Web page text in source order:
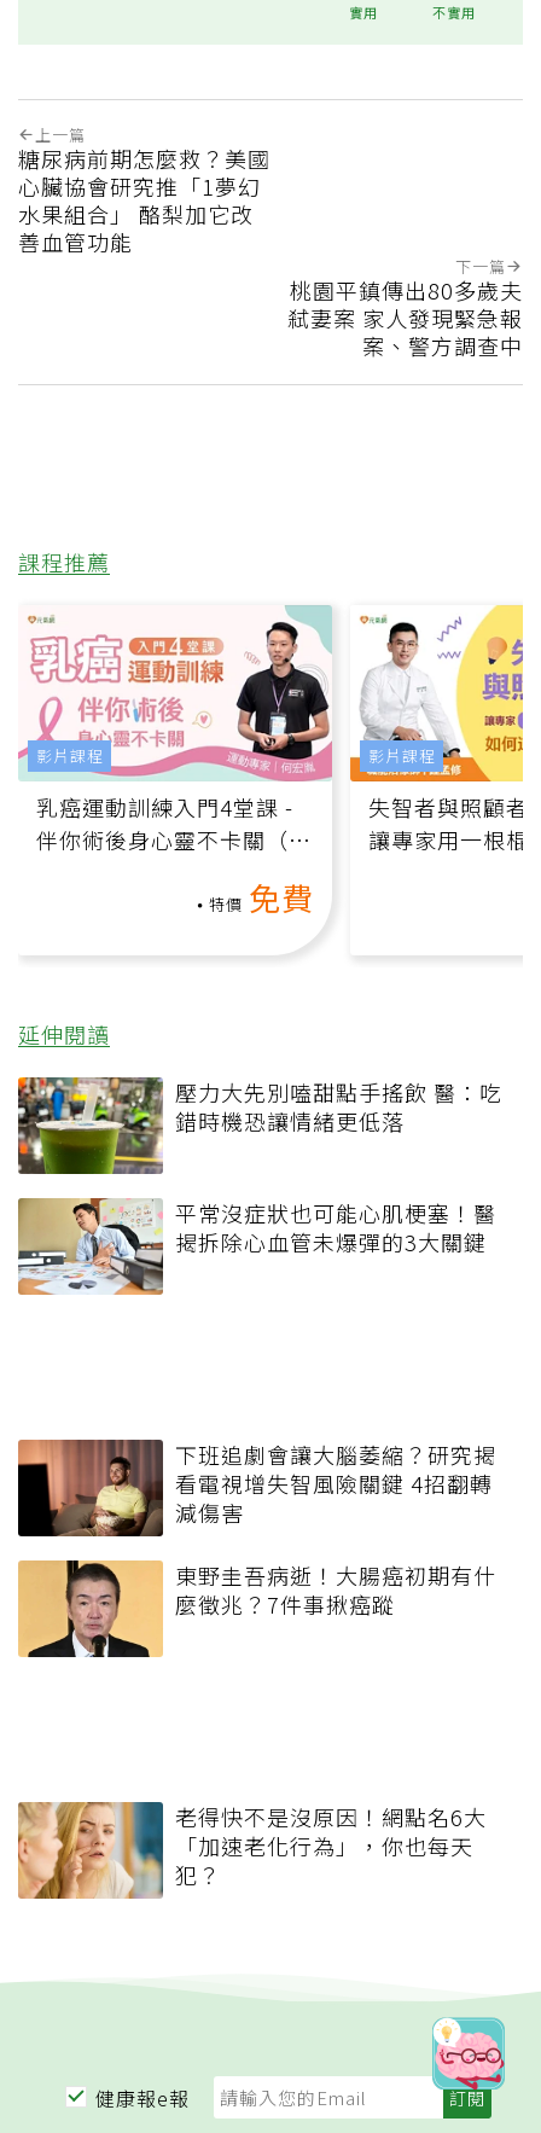
實用 不實用
上一篇
糖尿病前期怎麼救？美國
心臟協會研究推「1夢幻
水果組合」 酪梨加它改
善血管功能
下一篇
桃園平鎮傳出80多歲夫
弒妻案 家人發現緊急報
案、警方調查中
課程推薦
乳癌運動訓練入門4堂課 -
伴你術後身心靈不卡關（線
特價 免費
影片課程
失智者與照顧者
讓專家用一根棍
影片課程
延伸閱讀
壓力大先別嗑甜點手搖飲 醫：吃
錯時機恐讓情緒更低落
平常沒症狀也可能心肌梗塞！醫
揭拆除心血管未爆彈的3大關鍵
下班追劇會讓大腦萎縮？研究揭
看電視增失智風險關鍵 4招翻轉
減傷害
東野圭吾病逝！大腸癌初期有什
麼徵兆？7件事揪癌蹤
老得快不是沒原因！網點名6大
「加速老化行為」，你也每天
犯？
健康報e報